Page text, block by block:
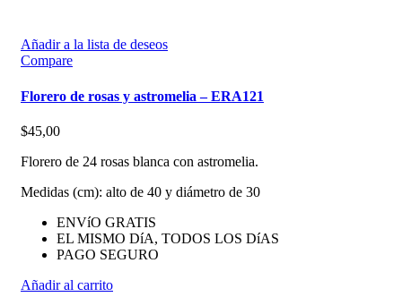
Añadir a la lista de deseos
Compare
Florero de rosas y astromelia – ERA121
$45,00
Florero de 24 rosas blanca con astromelia.
Medidas (cm): alto de 40 y diámetro de 30
ENVíO GRATIS
EL MISMO DíA, TODOS LOS DíAS
PAGO SEGURO
Añadir al carrito